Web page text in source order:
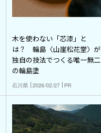
木を使わない「芯漆」と
は？ 輪島〈山崖松花堂〉が
独自の技法でつくる唯一無二
の輪島塗
石川県 2026/02/27 PR